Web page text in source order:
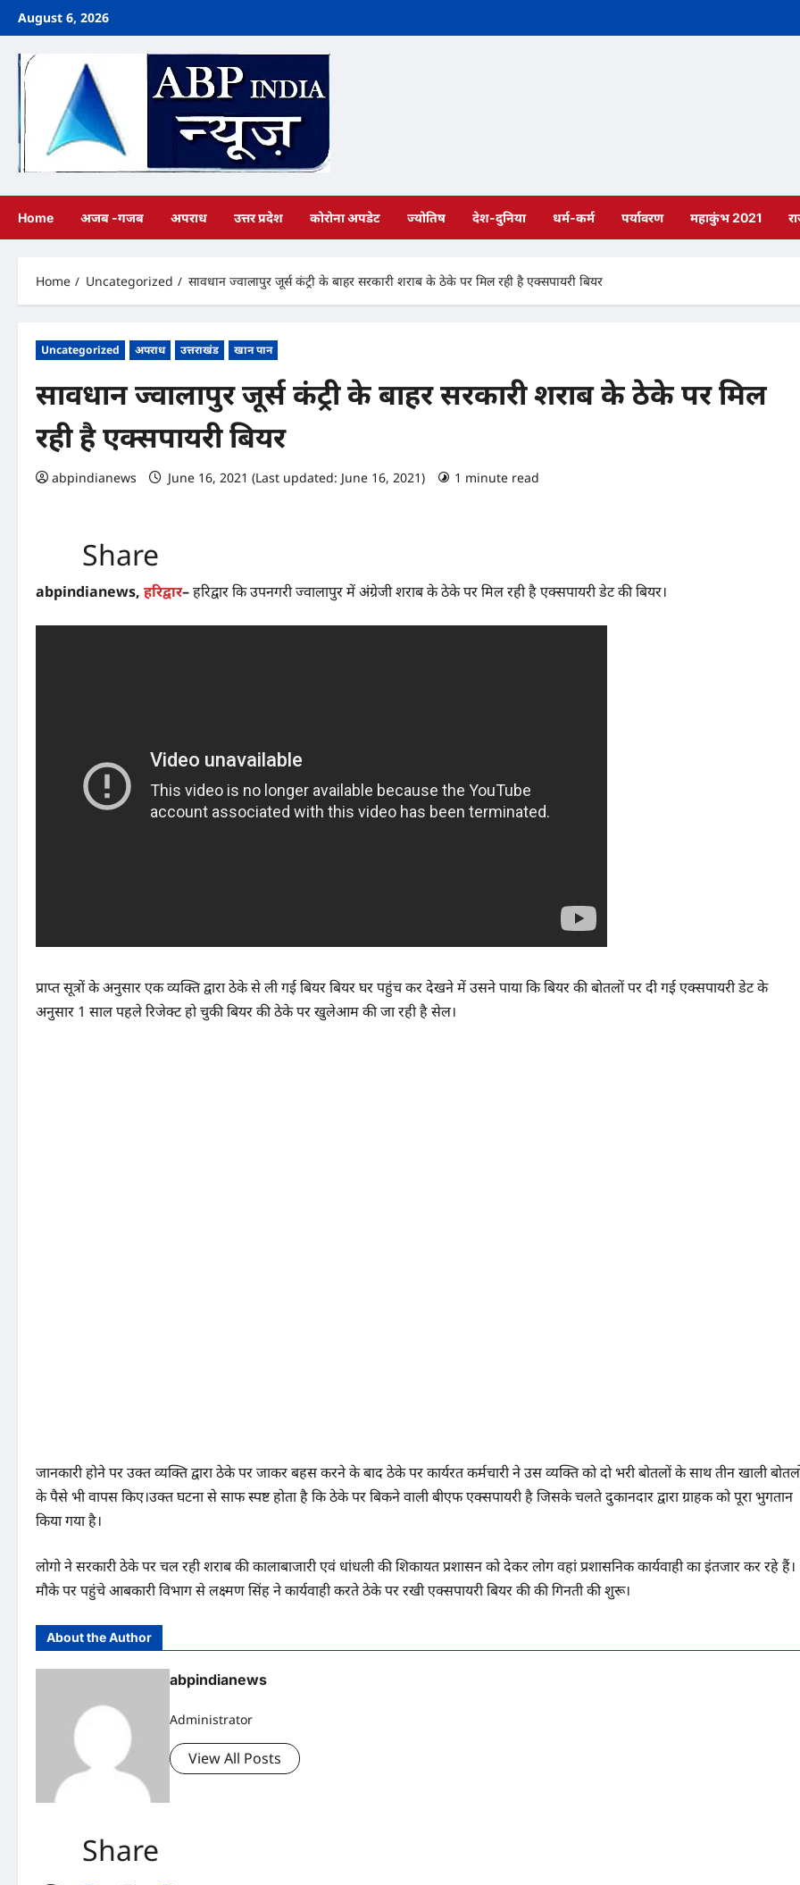
Skip
content
August 6, 2026
Home अजब -गजब अपराध उत्तर प्रदेश कोरोना अपडेट ज्योतिष देश-दुनिया धर्म-कर्म पर्यावरण महाकुंभ 2021
Home Uncategorized सावधान ज्वालापुर जूर्स कंट्री के बाहर सरकारी शराब के ठेके पर मिल रही है एक्सपायरी बियर
Uncategorized अपराध उत्तराखंड खान पान
सावधान ज्वालापुर जूर्स कंट्री के बाहर सरकारी शराब के ठेके पर मिल
रही है एक्सपायरी बियर
abpindianews June 16, 2021 (Last updated: June 16, 2021) 1 minute read
Share
abpindianews, हरिद्वार–हरिद्वार कि उपनगरी ज्वालापुर में अंग्रेजी शराब के ठेके पर मिल रही है एक्सपायरी डेट की बियर।
प्राप्त सूत्रों के अनुसार एक व्यक्ति द्वारा ठेके से ली गई बियर बियर घर पहुंच कर देखने में उसने पाया कि बियर की बोतलों पर दी गई एक्सपायरी डेट के
अनुसार 1 साल पहले रिजेक्ट हो चुकी बियर की ठेके पर खुलेआम की जा रही है सेल।
जानकारी होने पर उक्त व्यक्ति द्वारा ठेके पर जाकर बहस करने के बाद ठेके पर कार्यरत कर्मचारी ने उस व्यक्ति को दो भरी बोतलों के साथ तीन खाली
के पैसे भी वापस किए।उक्त घटना से साफ स्पष्ट होता है कि ठेके पर बिकने वाली बीएफ एक्सपायरी है जिसके चलते दुकानदार द्वारा ग्राहक को पूरा भुगतान
किया गया है।
लोगो ने सरकारी ठेके पर चल रही शराब की कालाबाजारी एवं धांधली की शिकायत प्रशासन को देकर लोग वहां प्रशासनिक कार्यवाही का इंतजार कर रहे हैं।
मौके पर पहुंचे आबकारी विभाग से लक्ष्मण सिंह ने कार्यवाही करते ठेके पर रखी एक्सपायरी बियर की की गिनती की शुरू।
About the Author
abpindianews
Administrator
View All Posts
Share